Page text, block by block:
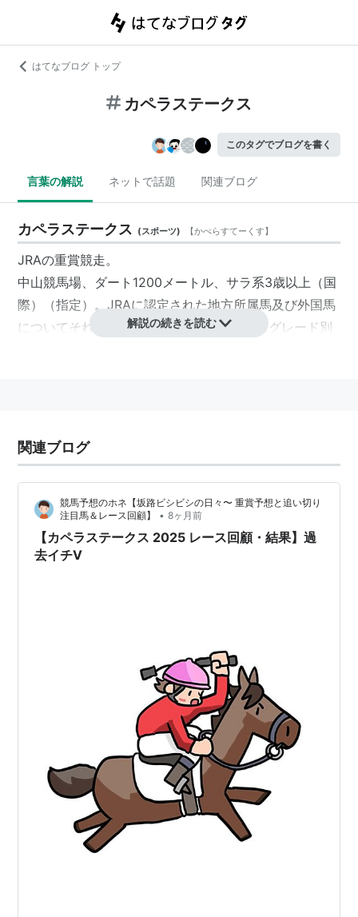
はてなブログ トップ
カペラステークス
このタグでブログを書く
言葉の解説 ネットで話題 関連ブログ
カペラステークス (スポーツ) 【かぺらすてーくす】
JRAの重賞競走。
中山競馬場、ダート1200メートル、サラ系3歳以上（国
際）（指定）。JRAに認定された地方所属馬及び外国馬
についてそれぞれ4頭まで出走可能。斤量はグレード別
第1
2008年12月
14日
中山 ダ
1200
ビクトリーテツ
ニー
4
第2
2009年12月
1200
ケイアイガーベ
ラ
解説の続きを読む
関連ブログ
競馬予想のホネ【坂路ビシビシの日々〜 重賞予想と追い切り
注目馬＆レース回顧】
• 8ヶ月前
【カペラステークス 2025 レース回顧・結果】過
去イチV